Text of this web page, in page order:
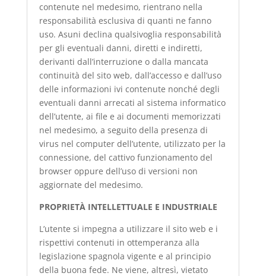
contenute nel medesimo, rientrano nella
responsabilità esclusiva di quanti ne fanno
uso. Asuni declina qualsivoglia responsabilità
per gli eventuali danni, diretti e indiretti,
derivanti dall’interruzione o dalla mancata
continuità del sito web, dall’accesso e dall’uso
delle informazioni ivi contenute nonché degli
eventuali danni arrecati al sistema informatico
dell’utente, ai file e ai documenti memorizzati
nel medesimo, a seguito della presenza di
virus nel computer dell’utente, utilizzato per la
connessione, del cattivo funzionamento del
browser oppure dell’uso di versioni non
aggiornate del medesimo.
PROPRIETÀ INTELLETTUALE E INDUSTRIALE
L’utente si impegna a utilizzare il sito web e i
rispettivi contenuti in ottemperanza alla
legislazione spagnola vigente e al principio
della buona fede. Ne viene, altresì, vietato